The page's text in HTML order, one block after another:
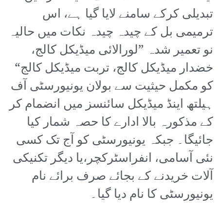
تبدیلی کرکے سامنے لایا گیا ہے، اس
ترمیمی بل کے چیدہ چیدہ نکات میں حالیہ
نو تعمیر شدہ ”لورالائی میڈیکل کالج،
خضدار میڈیکل کالج، تربت میڈیکل کالج“
کو مکمل حیثیت سے بولان یونیورسٹی آف
ہیلتھ اینڈ میڈیکل سائنسز میں انضمام کر
کے مذکورہ بالا ادارے کا حصہ شمار کیا
جائیگا۔ جبکہ یونیورسٹی کو آج تک کسی
نئی آسامی، انفراسٹرکچر،یا دیگر تکنیکی
آلات خریدنے کے بجائے صرف برائے نام
یونیورسٹی کا نام دیا گیا۔